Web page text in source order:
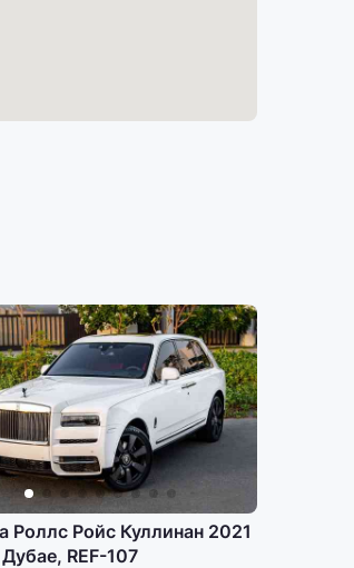
Роллс Ройс Куллинан 2021
Дубае, REF-107